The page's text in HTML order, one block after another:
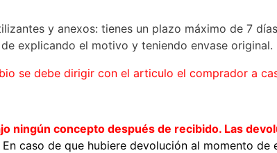
y anexos: tienes un plazo máximo de 7
de explicando el motivo y teniendo envase original.
se debe dirigir con el articulo el comprador a
ningún concepto después de recibido. Las
En caso de que hubiere devolución al momento